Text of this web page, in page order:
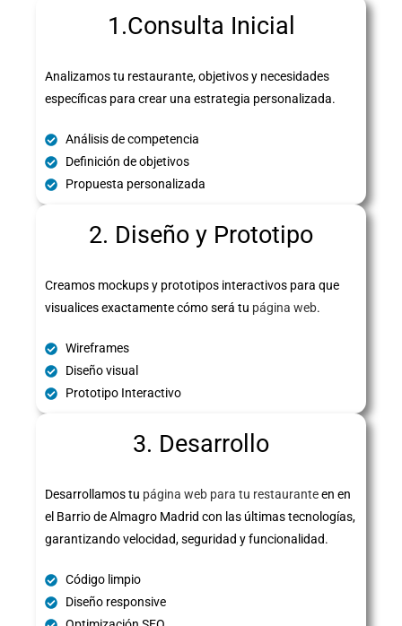
1.Consulta Inicial
Analizamos tu restaurante, objetivos y necesidades
específicas para crear una estrategia personalizada.
Análisis de competencia
Definición de objetivos
Propuesta personalizada
2. Diseño y Prototipo
Creamos mockups y prototipos interactivos para que
visualices exactamente cómo será tu página web.
Wireframes
Diseño visual
Prototipo Interactivo
3. Desarrollo
Desarrollamos tu página web para tu restauranteen en
el Barrio de Almagro Madrid con las últimas tecnologías,
garantizando velocidad, seguridad y funcionalidad.
Código limpio
Diseño responsive